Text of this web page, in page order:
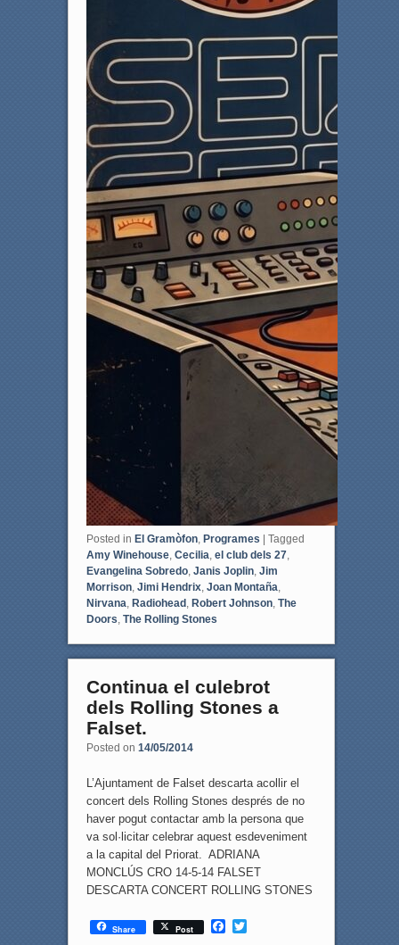
Posted in El Gramòfon, Programes | Tagged
Amy Winehouse, Cecilia el club dels 27,
Evangelina Sobredo, Janis Joplin, Jim
Morrison, Jimi Hendrix, Joan Montaña
Nirvana Radiohead, Robert Johnson, The
Doors The Rolling Stones
Continua el culebrot
dels Rolling Stones a
Falset.
Posted on 14/05/2014
L’Ajuntament de Falset descarta acollir el
concert dels Rolling Stones després de no
haver pogut contactar amb la persona que
va sol·licitar celebrar aquest esdeveniment
a la capital del Priorat. ADRIANA
MONCLÚS CRO 14-5-14 FALSET
DESCARTA CONCERT ROLLING STONES
Share Post
F
T